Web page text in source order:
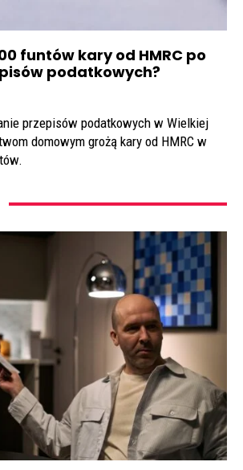
funtów kary od HMRC po
podatkowych?
przepisów podatkowych w Wielkiej
domowym grożą kary od HMRC w